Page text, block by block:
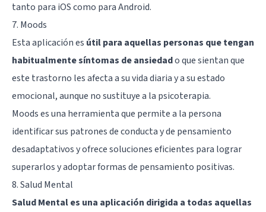
tanto para iOS como para Android.
7. Moods
Esta aplicación es útil para aquellas personas que tengan
habitualmente síntomas de ansiedado que sientan que
este trastorno les afecta a su vida diaria y a su estado
emocional, aunque no sustituye a la psicoterapia.
Moods es una herramienta que permite a la persona
identificar sus patrones de conducta y de pensamiento
desadaptativos y ofrece soluciones eficientes para lograr
superarlos y adoptar formas de pensamiento positivas.
8. Salud Mental
Salud Mental es una aplicación dirigida a todas aquellas